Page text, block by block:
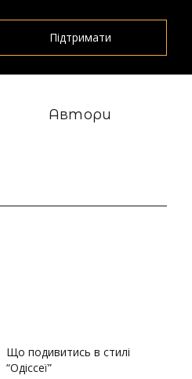
Підтримати
Автори
Що подивитись в стилі
“Одіссеї”